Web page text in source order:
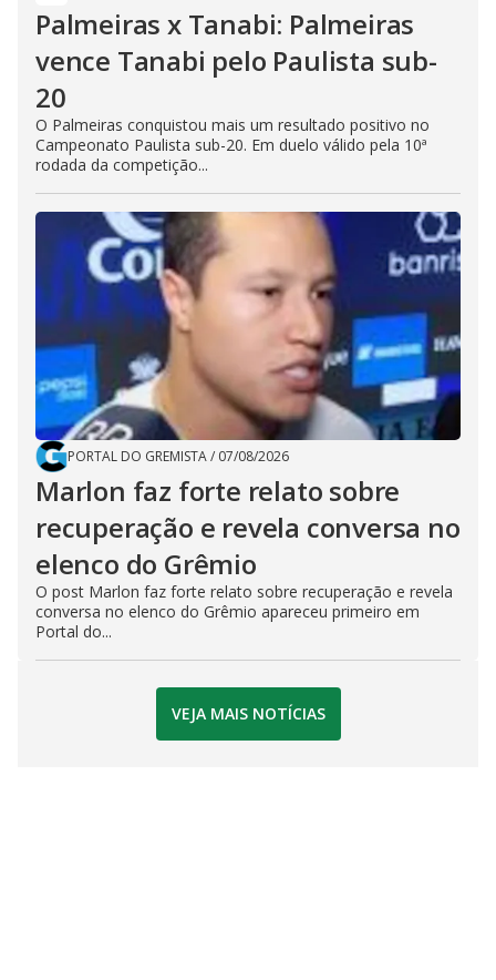
Palmeiras x Tanabi: Palmeiras
vence Tanabi pelo Paulista sub-
20
O Palmeiras conquistou mais um resultado positivo no
Campeonato Paulista sub-20. Em duelo válido pela 10ª
rodada da competição...
PORTAL DO GREMISTA/ 07/08/2026
Marlon faz forte relato sobre
recuperação e revela conversa no
elenco do Grêmio
O post Marlon faz forte relato sobre recuperação e revela
conversa no elenco do Grêmio apareceu primeiro em
Portal do...
VEJA MAIS NOTÍCIAS